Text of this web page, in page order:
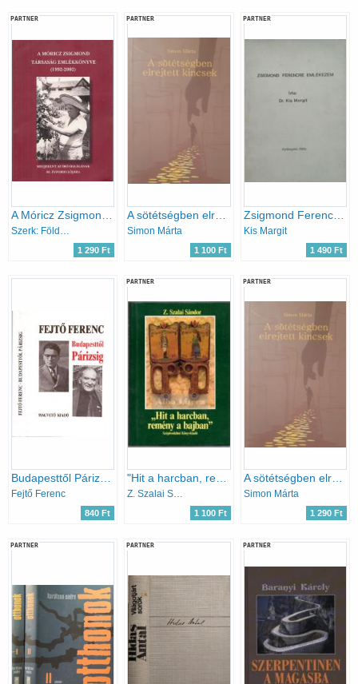
PARTNER
1 290 Ft
PARTNER
Simon Márta
1 100 Ft
PARTNER
Zsigmond Ferencre emlékezem
Kis Margit
1 490 Ft
Budapesttől Párizsig - Emlékeim
Fejtő Ferenc
840 Ft
PARTNER
"Hit a harcban, remény a bajban" (pályakép Tamási Áronról)
Z. Szalai Sándor
1 100 Ft
PARTNER
A sötétségben elrejtett kincsek
Simon Márta
1 290 Ft
PARTNER PARTNER PARTNER